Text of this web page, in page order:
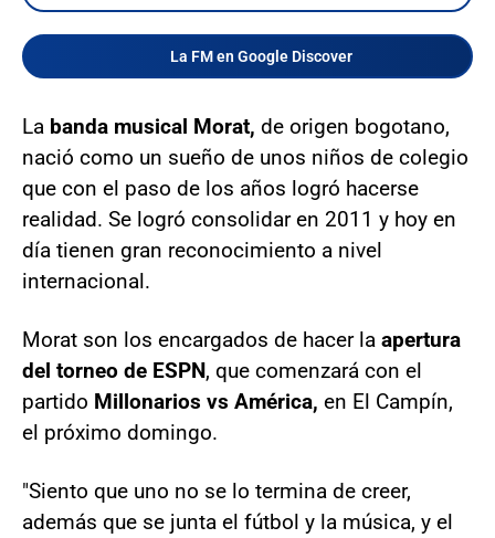
La FM en Google Discover
La banda musical Morat, de origen bogotano,
nació como un sueño de unos niños de colegio
que con el paso de los años logró hacerse
realidad. Se logró consolidar en 2011 y hoy en
día tienen gran reconocimiento a nivel
internacional.
Morat son los encargados de hacer la apertura
del torneo de ESPN, que comenzará con el
partido Millonarios vs América, en El Campín,
el próximo domingo.
"Siento que uno no se lo termina de creer,
además que se junta el fútbol y la música, y el